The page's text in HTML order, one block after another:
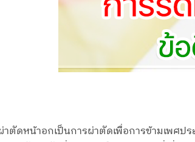
าตัดหน้าอกเป็นการผ่าตัดเพื่อการข้ามเพศ